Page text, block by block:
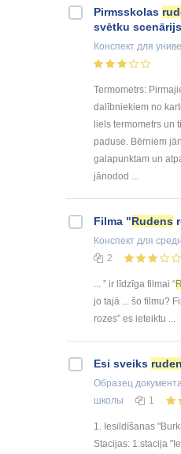
Pirmsskolas
svētku scenārijs
Конспект для
Termometrs:
dalībniekiem no
liels termometrs un
paduse. Bērniem
galapunktam un
jānodod ...
Filma "Rudens
Конспект для
2
... ” ir līdzīga filmai “
jo tajā ... šo filmu?
rozes” es ieteiktu ...
Esi sveiks
Образец
школы
1
1. Iesildīšanas
Stacijas: 1.stacija